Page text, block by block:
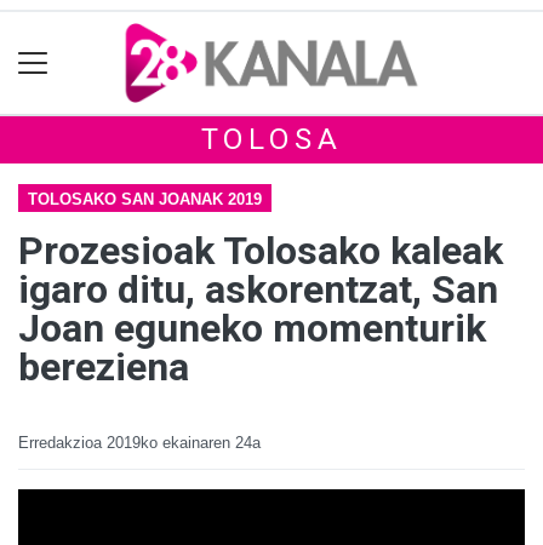
TOLOSA
TOLOSAKO SAN JOANAK 2019
Prozesioak Tolosako kaleak
igaro ditu, askorentzat, San
Joan eguneko momenturik
bereziena
Erredakzioa 2019ko ekainaren 24a